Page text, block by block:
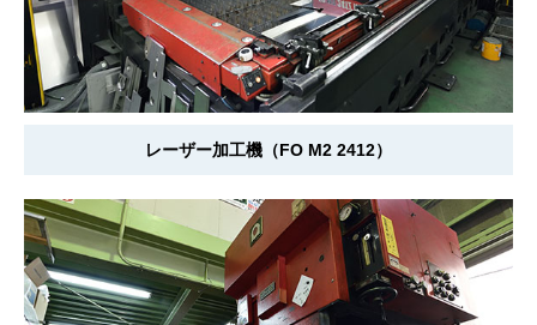
レーザー加工機（FO M2 2412）